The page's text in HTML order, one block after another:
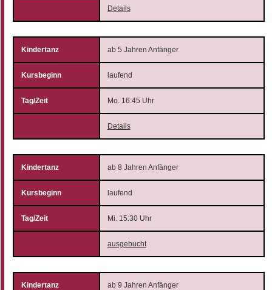
Details
ab 5 Jahren Anfänger
laufend
Mo. 16:45 Uhr
Details
ab 8 Jahren Anfänger
laufend
Mi. 15:30 Uhr
ausgebucht
ab 9 Jahren Anfänger